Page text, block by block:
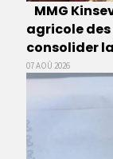
MMG
agricole
consolider
07 AOÛ 2026